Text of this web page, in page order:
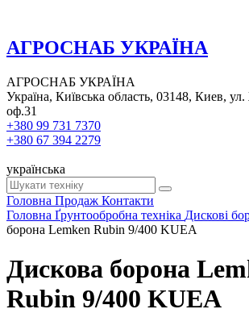
АГРОСНАБ УКРАЇНА
АГРОСНАБ УКРАЇНА
Україна, Київська область, 03148, Киев,
оф.31
+380 99 731 7370
+380 67 394 2279
українська
Головна Продаж Контакти
Головна Ґрунтообробна техніка Дискові
борона Lemken Rubin 9/400 KUEA
Дискова борона
Rubin 9/400 KUEA